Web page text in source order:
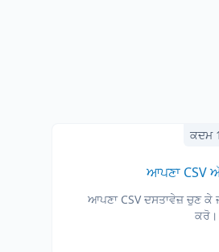
ਕਦਮ 1
ਆਪਣਾ CSV
ਆਪਣਾ CSV ਦਸਤਾਵੇਜ਼ ਚੁਣ
ਕਰੋ।